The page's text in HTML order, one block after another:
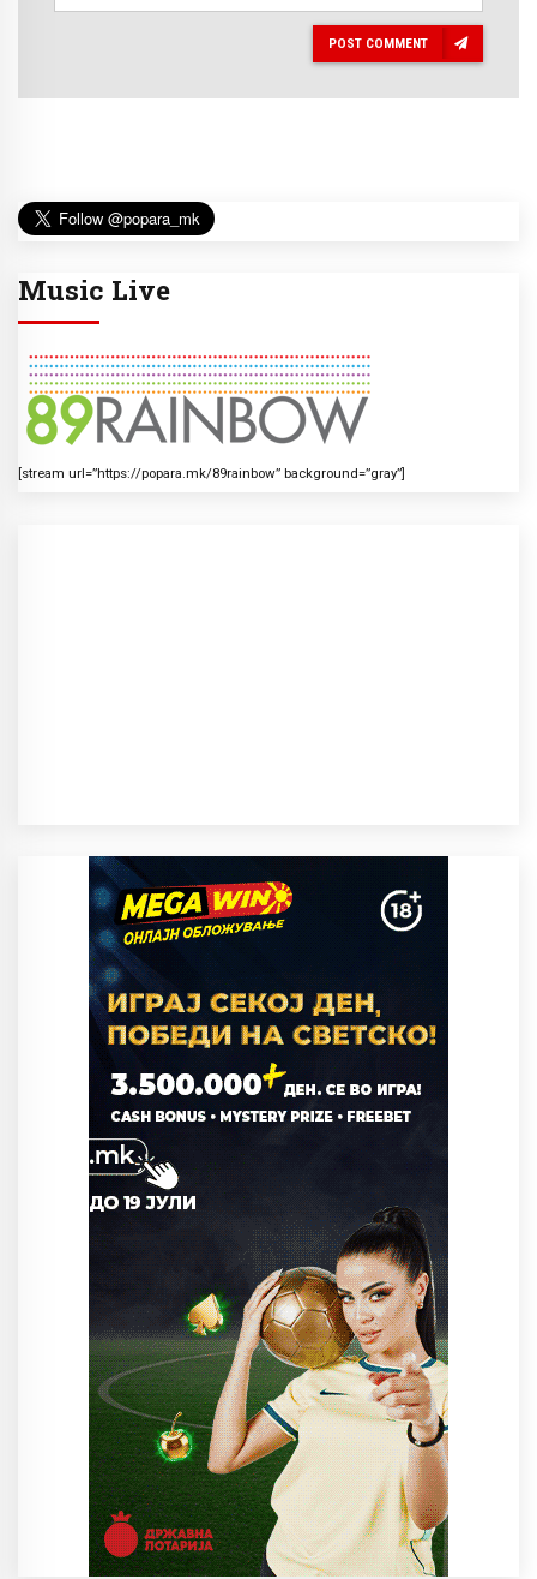
POST COMMENT
Music Live
[stream url=”https://popara.mk/89rainbow” background=”gray”]